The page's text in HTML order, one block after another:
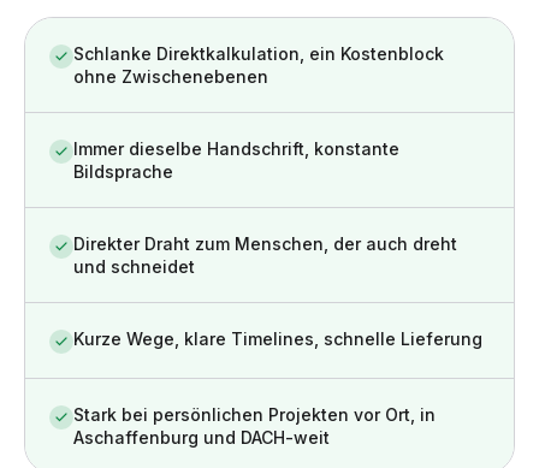
Schlanke Direktkalkulation, ein Kostenblock
ohne Zwischenebenen
Immer dieselbe Handschrift, konstante
Bildsprache
Direkter Draht zum Menschen, der auch dreht
und schneidet
Kurze Wege, klare Timelines, schnelle Lieferung
Stark bei persönlichen Projekten vor Ort, in
Aschaffenburg und DACH-weit